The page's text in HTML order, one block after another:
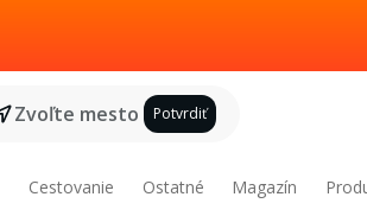
Zvoľte mesto Potvrdiť
Cestovanie Ostatné Magazín